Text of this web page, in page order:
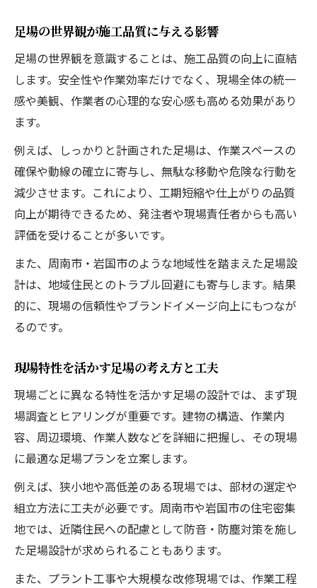
足場の提案力が現場満足度を高める理由
提案力ある足場工事が選ばれるポイント
足場の提案力で現場ごとの最適解を導く
提案力が足場工事の差別化を生む仕組み
信頼構築と足場選びの新常識
足場選びで信頼構築を実現するポイント
信頼される足場業者の選定基準とは何か
足場の品質が長い信頼関係を生み出す理由
信頼できる足場工事会社の特徴を徹底分析
足場の世界観が施工品質に与える影響
足場の世界観を意識することは、施工品質の向上に直結
します。安全性や作業効率だけでなく、現場全体の統一
感や美観、作業者の心理的な安心感も高める効果があり
ます。
例えば、しっかりと計画された足場は、作業スペースの
確保や動線の確立に寄与し、無駄な移動や危険な行動を
減少させます。これにより、工期短縮や仕上がりの品質
向上が期待できるため、発注者や現場責任者からも高い
評価を受けることが多いです。
また、周南市・岩国市のような地域性を踏まえた足場設
計は、地域住民とのトラブル回避にも寄与します。結果
的に、現場の信頼性やブランドイメージ向上にもつなが
るのです。
現場特性を活かす足場の考え方と工夫
現場ごとに異なる特性を活かす足場の設計では、まず現
場調査とヒアリングが重要です。建物の構造、作業内
容、周辺環境、作業人数などを詳細に把握し、その現場
に最適な足場プランを立案します。
例えば、狭小地や高低差のある現場では、部材の選定や
組立方法に工夫が必要です。周南市や岩国市の住宅密集
地では、近隣住民への配慮として防音・防塵対策を施し
た足場設計が求められることもあります。
また、プラント工事や大規模な改修現場では、作業工程